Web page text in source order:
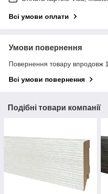
Всі умови оплати
Умови повернення
Повернення товару впродовж
Всі умови повернення
Подібні товари компанії